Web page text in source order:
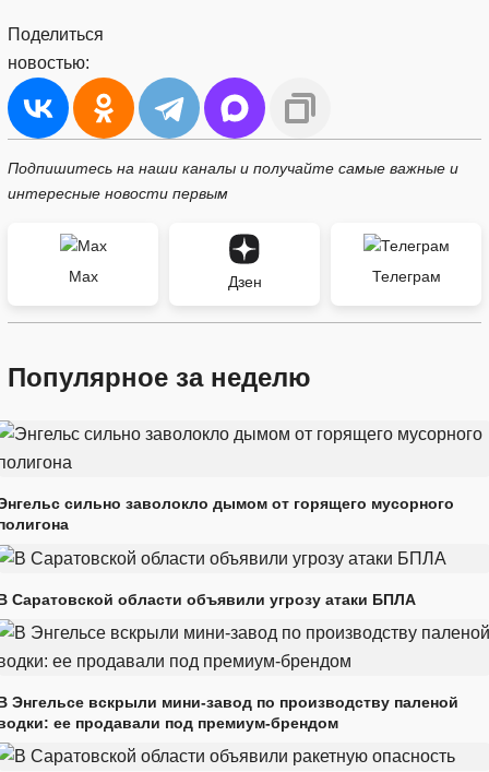
Поделиться
новостью:
Подпишитесь на наши каналы и получайте самые важные и
интересные новости первым
Max Дзен Телеграм
Популярное за неделю
сильно заволокло дымом от горящего мусорного
Саратовской области объявили угрозу атаки БПЛА
Энгельсе вскрыли мини-завод по производству паленой
ее продавали под премиум-брендом